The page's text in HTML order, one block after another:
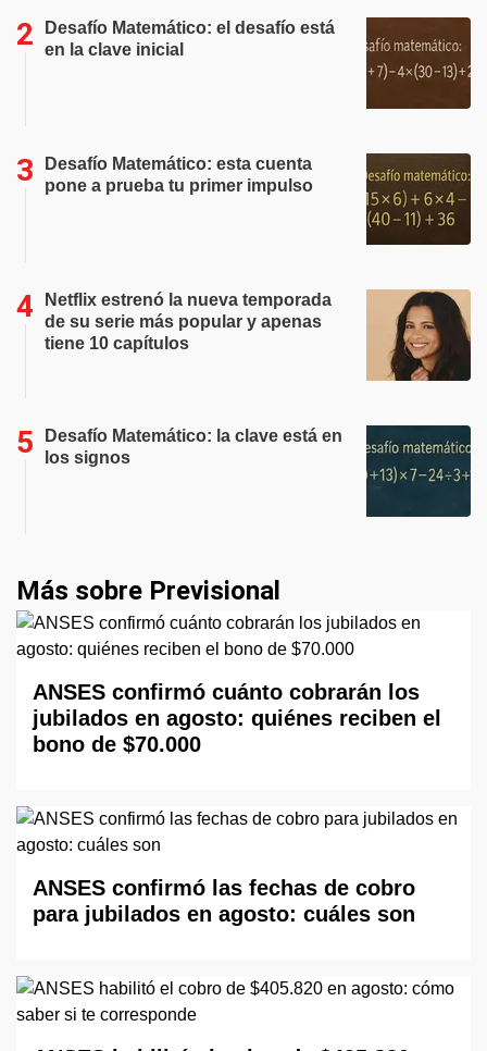
Desafío Matemático: el desafío está
en la clave inicial
Desafío Matemático: esta cuenta
pone a prueba tu primer impulso
Netflix estrenó la nueva temporada
de su serie más popular y apenas
tiene 10 capítulos
Desafío Matemático: la clave está en
los signos
Más sobre Previsional
ANSES confirmó cuánto cobrarán los
jubilados en agosto: quiénes reciben el
bono de $70.000
ANSES confirmó las fechas de cobro
para jubilados en agosto: cuáles son